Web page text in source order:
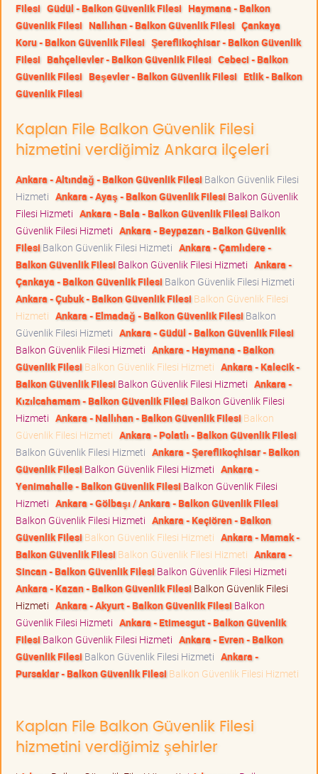
Filesi Güdül - Balkon Güvenlik Filesi Haymana - Balkon
Güvenlik Filesi Nallıhan - Balkon Güvenlik Filesi Çankaya
Koru - Balkon Güvenlik Filesi Şereflikoçhisar - Balkon Güvenlik
Filesi Bahçelievler - Balkon Güvenlik Filesi Cebeci - Balkon
Güvenlik Filesi Beşevler - Balkon Güvenlik Filesi Etlik - Balkon
Güvenlik Filesi
Kaplan File Balkon Güvenlik Filesi
hizmetini verdiğimiz Ankara ilçeleri
Ankara - Altındağ - Balkon Güvenlik Filesi Balkon Güvenlik Filesi
Hizmeti Ankara - Ayaş - Balkon Güvenlik Filesi Balkon Güvenlik
Filesi Hizmeti Ankara - Bala - Balkon Güvenlik Filesi Balkon
Güvenlik Filesi Hizmeti Ankara - Beypazarı - Balkon Güvenlik
Filesi Balkon Güvenlik Filesi Hizmeti Ankara - Çamlıdere -
Balkon Güvenlik Filesi Balkon Güvenlik Filesi Hizmeti Ankara -
Çankaya - Balkon Güvenlik Filesi Balkon Güvenlik Filesi Hizmeti
Ankara - Çubuk - Balkon Güvenlik Filesi Balkon Güvenlik Filesi
Hizmeti Ankara - Elmadağ - Balkon Güvenlik Filesi Balkon
Güvenlik Filesi Hizmeti Ankara - Güdül - Balkon Güvenlik Filesi
Balkon Güvenlik Filesi Hizmeti Ankara - Haymana - Balkon
Güvenlik Filesi Balkon Güvenlik Filesi Hizmeti Ankara - Kalecik -
Balkon Güvenlik Filesi Balkon Güvenlik Filesi Hizmeti Ankara -
Kızılcahamam - Balkon Güvenlik Filesi Balkon Güvenlik Filesi
Hizmeti Ankara - Nallıhan - Balkon Güvenlik Filesi Balkon
Güvenlik Filesi Hizmeti Ankara - Polatlı - Balkon Güvenlik Filesi
Balkon Güvenlik Filesi Hizmeti Ankara - Şereflikoçhisar - Balkon
Güvenlik Filesi Balkon Güvenlik Filesi Hizmeti Ankara -
Yenimahalle - Balkon Güvenlik Filesi Balkon Güvenlik Filesi
Hizmeti Ankara - Gölbaşı / Ankara - Balkon Güvenlik Filesi
Balkon Güvenlik Filesi Hizmeti Ankara - Keçiören - Balkon
Güvenlik Filesi Balkon Güvenlik Filesi Hizmeti Ankara - Mamak -
Balkon Güvenlik Filesi Balkon Güvenlik Filesi Hizmeti Ankara -
Sincan - Balkon Güvenlik Filesi Balkon Güvenlik Filesi Hizmeti
Ankara - Kazan - Balkon Güvenlik Filesi Balkon Güvenlik Filesi
Hizmeti Ankara - Akyurt - Balkon Güvenlik Filesi Balkon
Güvenlik Filesi Hizmeti Ankara - Etimesgut - Balkon Güvenlik
Filesi Balkon Güvenlik Filesi Hizmeti Ankara - Evren - Balkon
Güvenlik Filesi Balkon Güvenlik Filesi Hizmeti Ankara -
Pursaklar - Balkon Güvenlik Filesi Balkon Güvenlik Filesi Hizmeti
Kaplan File Balkon Güvenlik Filesi
hizmetini verdiğimiz şehirler